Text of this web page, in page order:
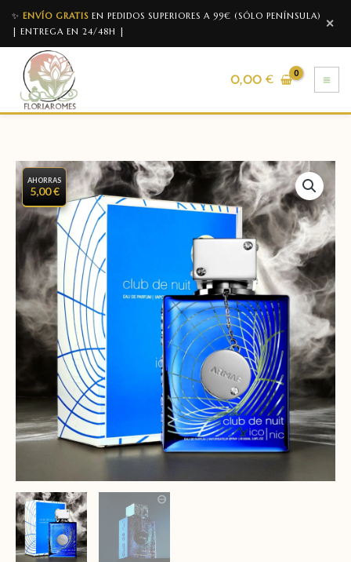
✨ ENVÍO GRATIS EN PEDIDOS SUPERIORES A 99€ (SÓLO PENÍNSULA)
| ENTREGA EN 24/48H |
✕
0,00€
AHORRAS
5,00 €